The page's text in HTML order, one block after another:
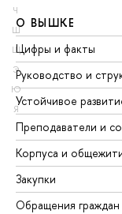
Ч
Ш
Щ
Э
Ю
Я
О ВЫШКЕ
Цифры и факты
Руководство и
Устойчивое
Преподаватели и
Корпуса и
Закупки
Обращения